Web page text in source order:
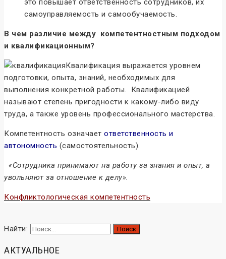
это повышает ответственность сотрудников, их
самоуправляемость и самообучаемость.
В чем различие между компетентностным подходом
и квалификационным?
Квалификация выражается уровнем
подготовки, опыта, знаний, необходимых для
выполнения конкретной работы. Квалификацией
называют степень пригодности к какому-либо виду
труда, а также уровень профессионального мастерства.
Компетентность означает ответственность и
автономность (самостоятельность).
«Сотрудника принимают на работу за знания и опыт, а
увольняют за отношение к делу».
Конфликтологическая компетентность
Найти:
АКТУАЛЬНОЕ